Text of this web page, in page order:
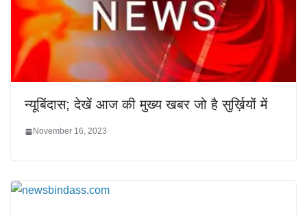
न्यूबिंदास; देखें आज की मुख्य खबर जो है सुर्ख़ियों में
November 16, 2023